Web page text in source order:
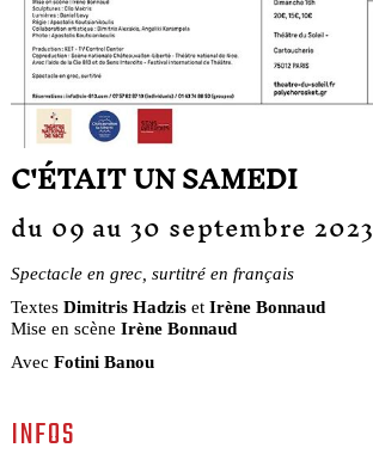
C'ÉTAIT UN SAMEDI
du 09 au 30 septembre 2023
Spectacle en grec, surtitré en français
Textes Dimitris Hadziset Irène Bonnaud
Mise en scène Irène Bonnaud
Avec Fotini Banou
INFOS